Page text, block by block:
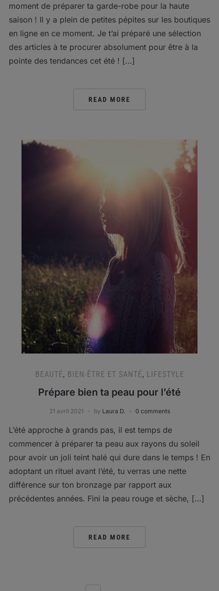
moment de préparer ta garde-robe pour la haute
saison ! Il y a plein de petites pépites sur les boutiques
en ligne en ce moment. Je t’ai préparé une sélection
des articles à te procurer absolument pour être à la
pointe des tendances cet été ! […]
READ MORE
BEAUTÉ, BIEN-ÊTRE ET SANTÉ, LIFESTYLE
Prépare bien ta peau pour l’été
21 avril 2021 by Laura D. 0 comments
L’été approche à grands pas, il est temps de
commencer à préparer ta peau aux rayons du soleil
pour avoir un joli teint halé qui dure dans le temps ! En
adoptant un rituel avant l’été, tu verras une nette
différence sur ton bronzage par rapport aux
précédentes années. Fini la peau rouge et sèche, […]
READ MORE